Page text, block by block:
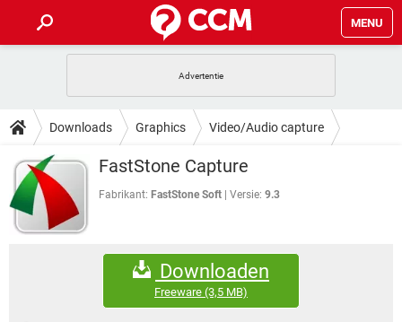
MENU
INSTAGRAM WINDOWS 10
NETFLIX CORONAVIRUS
GRATIS SNAPCHAT
TIKTOK
HOW-TO
VIDEOBELLEN
INSTAGRAM
NETFLIX
DOWNLOADS
VIDEOBELLEN GAMES
INSTAGRAM
CORONAVIRUS
SNAPCHAT
FORUM
WINDOWS 10
CORONAVIRUS
GAMES
Downloads Graphics Video/Audio capture
FastStone Capture
Fabrikant: FastStone Soft Versie: 9.3
Downloaden
Freeware (3,5 MB)